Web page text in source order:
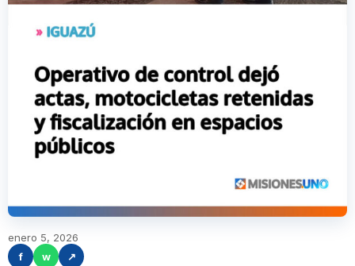
enero 5, 2026
f
w ↗